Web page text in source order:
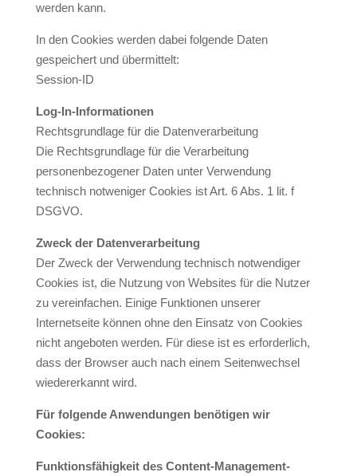
werden kann.
In den Cookies werden dabei folgende Daten
gespeichert und übermittelt:
Session-ID
Log-In-Informationen
Rechtsgrundlage für die Datenverarbeitung
Die Rechtsgrundlage für die Verarbeitung
personenbezogener Daten unter Verwendung
technisch notweniger Cookies ist Art. 6 Abs. 1 lit. f
DSGVO.
Zweck der Datenverarbeitung
Der Zweck der Verwendung technisch notwendiger
Cookies ist, die Nutzung von Websites für die Nutzer
zu vereinfachen. Einige Funktionen unserer
Internetseite können ohne den Einsatz von Cookies
nicht angeboten werden. Für diese ist es erforderlich,
dass der Browser auch nach einem Seitenwechsel
wiedererkannt wird.
Für folgende Anwendungen benötigen wir
Cookies:
Funktionsfähigkeit des Content-Management-